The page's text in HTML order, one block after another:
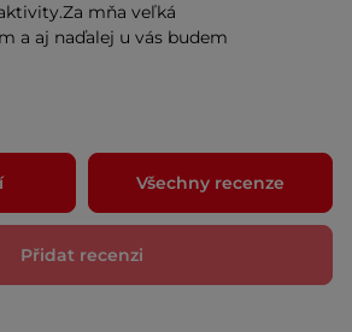
mňa veľká
a aj naďalej u vás budem
Všechny recenze
Přidat recenzi